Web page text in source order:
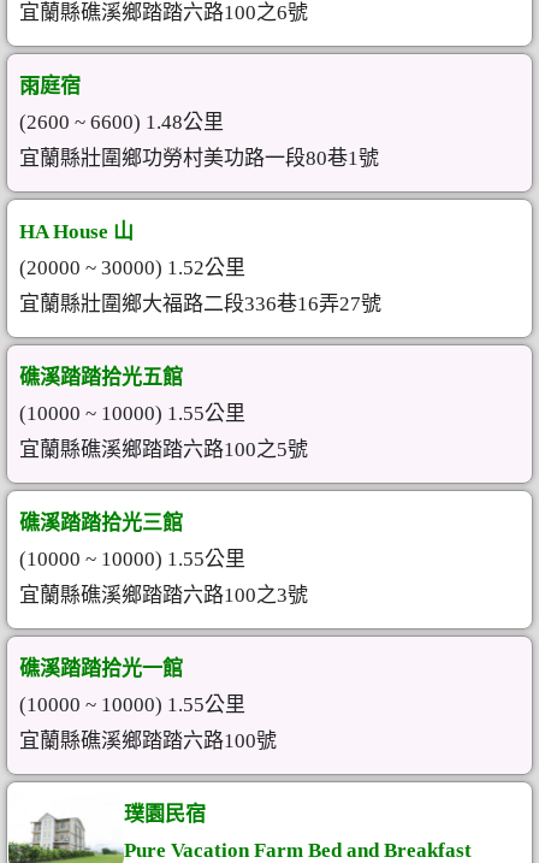
宜蘭縣礁溪鄉踏踏六路100之6號
雨庭宿
(2600 ~ 6600) 1.48公里
宜蘭縣壯圍鄉功勞村美功路一段80巷1號
HA House 山
(20000 ~ 30000) 1.52公里
宜蘭縣壯圍鄉大福路二段336巷16弄27號
礁溪踏踏拾光五館
(10000 ~ 10000) 1.55公里
宜蘭縣礁溪鄉踏踏六路100之5號
礁溪踏踏拾光三館
(10000 ~ 10000) 1.55公里
宜蘭縣礁溪鄉踏踏六路100之3號
礁溪踏踏拾光一館
(10000 ~ 10000) 1.55公里
宜蘭縣礁溪鄉踏踏六路100號
璞園民宿
Pure Vacation Farm Bed and Breakfast